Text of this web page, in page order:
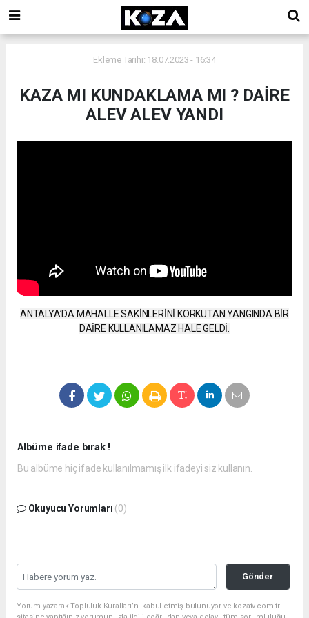
Ekleme Tarihi: 18.07.2023 - 16:34
KAZA MI KUNDAKLAMA MI ? DAİRE
ALEV ALEV YANDI
ANTALYA’DA MAHALLE SAKİNLERİNİ KORKUTAN YANGINDA BİR
DAİRE KULLANILAMAZ HALE GELDİ.
Albüme ifade bırak !
Bu albüme hiç ifade kullanılmamış ilk ifadeyi siz kullanın.
Okuyucu Yorumları (0)
Gönder
Yorum yazarak Topluluk Kuralları’nı kabul etmiş bulunuyor ve kozatv.com.tr